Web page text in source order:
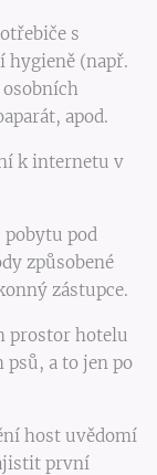
s
hygieně (např.
apod.
k internetu v
pobytu pod
způsobené
zástupce.
prostor hotelu
a to jen po
host uvědomí
první